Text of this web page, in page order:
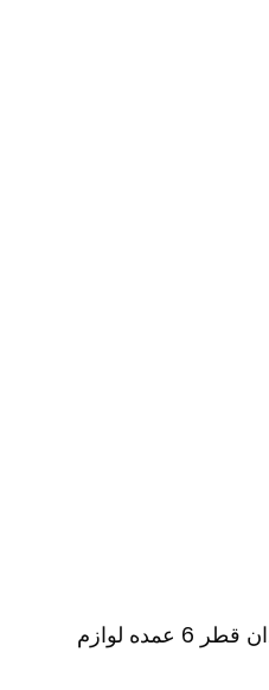
گوی شیشه ای کریستال گردان قطر 6 عمده لوازم